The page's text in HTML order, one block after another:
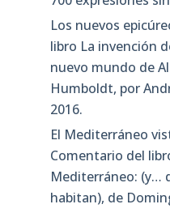
Los nuevos
libro La invención
nuevo mundo de
Humboldt, por
2016.
El Mediterráneo
Comentario del
Mediterráneo: (y…
habitan), de